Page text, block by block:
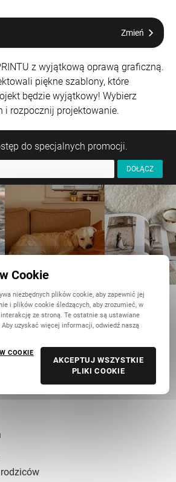
Zmień
z wyjątkową oprawą graficzną.
piękne szablony, które
będzie wyjątkowy! Wybierz
i rozpocznij projektowanie.
do specjalnych promocji.
Cookie
niezbędnych plików cookie, aby zapewnić jej
i plików cookie śledzących, aby zrozumieć, w
ze stroną. Te ostatnie są ustawiane
uzyskać więcej informacji, odwiedź naszą
COOKIE
AKCEPTUJ WSZYSTKIE
PLIKI COOKIE